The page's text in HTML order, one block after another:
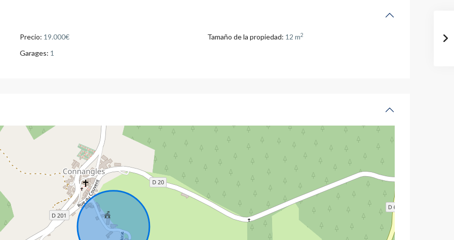
Precio: 19.000€ Tamaño de la propiedad: 12 m2
Garages: 1